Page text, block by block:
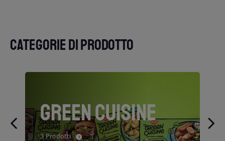
CATEGORIE DI PRODOTTO
GREEN CUISINE
3 Prodotti